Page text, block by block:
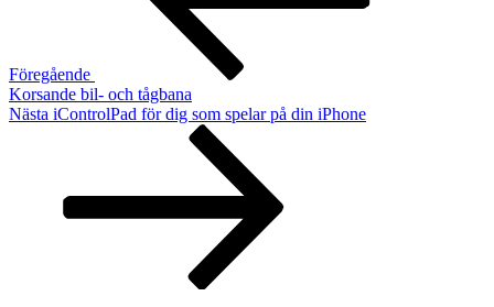
Föregående
Korsande bil- och tågbana
Nästa
Nästa iControlPad för dig som spelar på din iPhone